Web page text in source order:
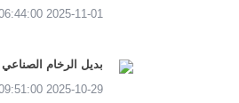
2025-11-01 06:44:00
بديل الرخام الصناعي لعام
2025-10-29 09:51:00